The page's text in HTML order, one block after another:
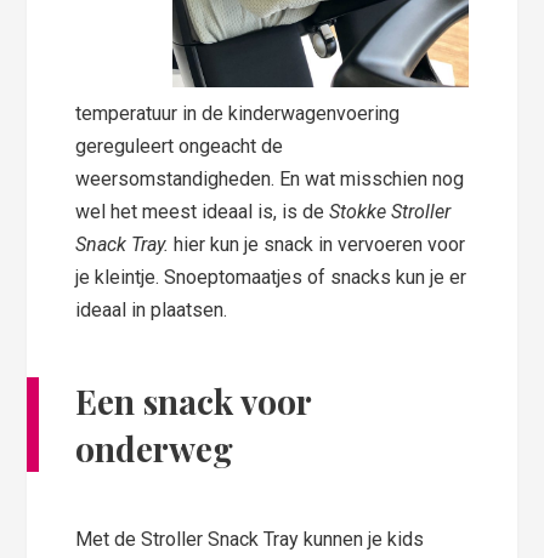
temperatuur in de kinderwagenvoering
gereguleert ongeacht de
weersomstandigheden. En wat misschien nog
wel het meest ideaal is, is deStokke Stroller
Snack Tray. hier kun je snack in vervoeren voor
je kleintje. Snoeptomaatjes of snacks kun je er
ideaal in plaatsen.
Een snack voor
onderweg
Met de Stroller Snack Tray kunnen je kids